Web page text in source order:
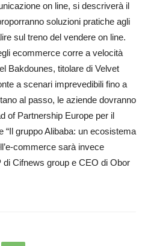
on line, si descriverà il
soluzioni pratiche agli
sul treno del vendere on line.
ecommerce corre a velocità
Bakdounes, titolare di Velvet
a scenari imprevedibili fino a
al passo, le aziende dovranno
of Partnership Europe per il
“Il gruppo Alibaba: un ecosistema
commerce sarà invece
Cifnews group e CEO di Obor